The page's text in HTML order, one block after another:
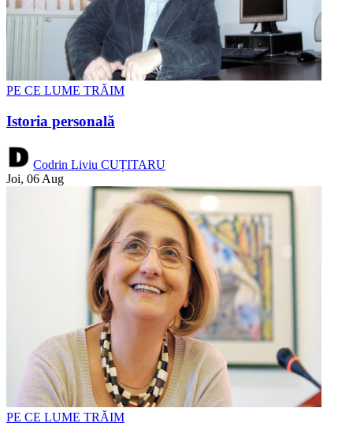
PE CE LUME TRĂIM
Istoria personală
Codrin Liviu CUȚITARU
Joi, 06 Aug
PE CE LUME TRĂIM